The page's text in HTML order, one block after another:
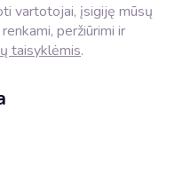
vartotojai, įsigiję mūsų
peržiūrimi ir
taisyklėmis.